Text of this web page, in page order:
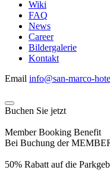
Wiki
FAQ
News
Career
Bildergalerie
Kontakt
Email info@san-marco-
Buchen Sie jetzt
Member Booking Benefit
Bei Buchung der
50% Rabatt auf die